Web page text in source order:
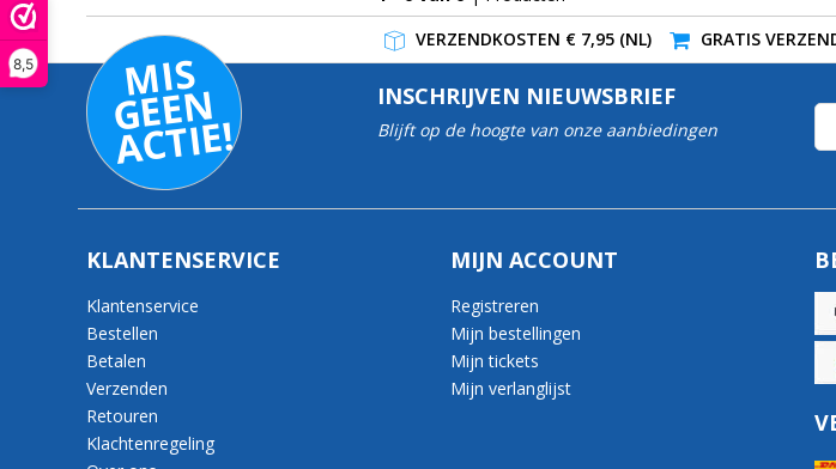
8,5
VERZENDKOSTEN € 7,95 (NL)
GRATIS
MI
S
G
E
E
N
A
C
TI
E!
INSCHRIJVEN NIEUWSBRIEF
Blijft op de hoogte van onze aanbiedingen
KLANTENSERVICE
Klantenservice
Bestellen
Betalen
Verzenden
Retouren
Klachtenregeling
MIJN ACCOUNT
Registreren
Mijn bestellingen
Mijn tickets
Mijn verlanglijst